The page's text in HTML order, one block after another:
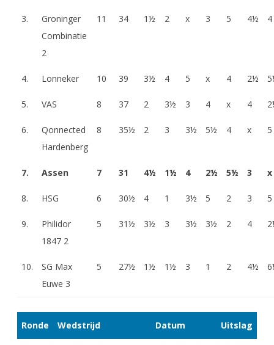
3.
Groninger
Combinatie
2
11 34 1½ 2 x 3 5 4½ 4
4. Lonneker 10 39 3½ 4 5 x 4 2½
5. VAS 8 37 2 3½ 3 4 x 4
6.
Qonnected
Hardenberg
8 35½ 2 3 3½ 5½ 4 x 5
7. Assen 7 31 4½ 1½ 4 2½ 5½ 3 x
8. HSG 6 30½ 4 1 3½ 5 2 3 5
9.
Philidor
1847 2
5 31½ 3½ 3 3½ 3½ 2 4
10.
SG Max
Euwe 3
5 27½ 1½ 1½ 3 1 2 4½
Ronde Wedstrijd Datum Uitslag